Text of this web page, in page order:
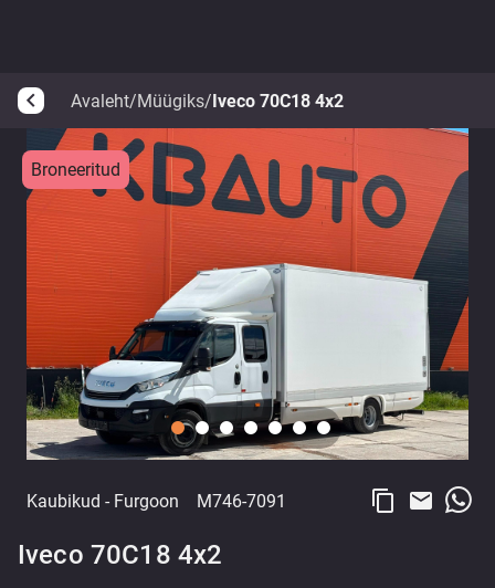
arrow_back_ios Avaleht/Müügiks/Iveco 70C18 4x2
Broneeritud
Kaubikud - Furgoon M746-7091 content_copy email
Iveco 70C18 4x2